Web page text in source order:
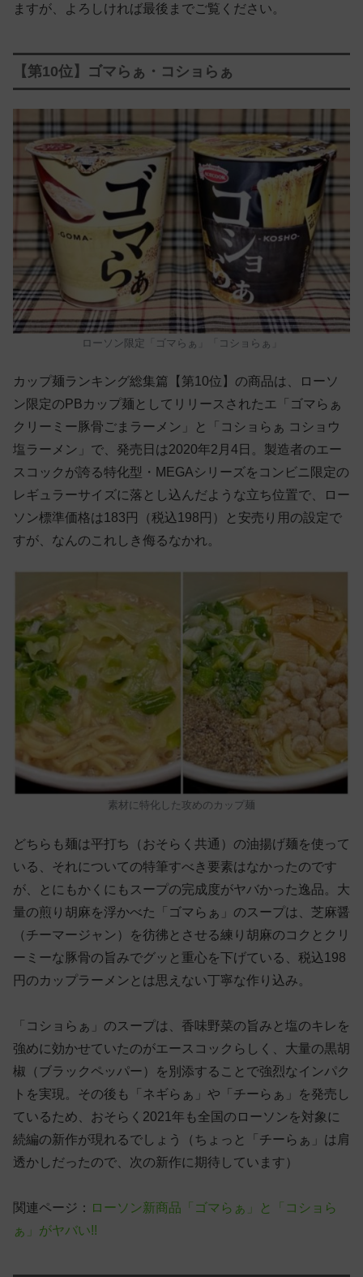
ますが、よろしければ最後までご覧ください。
【第10位】ゴマらぁ・コショらぁ
ローソン限定「ゴマらぁ」「コショらぁ」
カップ麺ランキング総集篇【第10位】の商品は、ローソ
ン限定のPBカップ麺としてリリースされたエ「ゴマらぁ
クリーミー豚骨ごまラーメン」と「コショらぁ コショウ
塩ラーメン」で、発売日は2020年2月4日。製造者のエー
スコックが誇る特化型・MEGAシリーズをコンビニ限定の
レギュラーサイズに落とし込んだような立ち位置で、ロー
ソン標準価格は183円（税込198円）と安売り用の設定で
すが、なんのこれしき侮るなかれ。
素材に特化した攻めのカップ麺
どちらも麺は平打ち（おそらく共通）の油揚げ麺を使って
いる、それについての特筆すべき要素はなかったのです
が、とにもかくにもスープの完成度がヤバかった逸品。大
量の煎り胡麻を浮かべた「ゴマらぁ」のスープは、芝麻醤
（チーマージャン）を彷彿とさせる練り胡麻のコクとクリ
ーミーな豚骨の旨みでグッと重心を下げている、税込198
円のカップラーメンとは思えない丁寧な作り込み。
「コショらぁ」のスープは、香味野菜の旨みと塩のキレを
強めに効かせていたのがエースコックらしく、大量の黒胡
椒（ブラックペッパー）を別添することで強烈なインパク
トを実現。その後も「ネギらぁ」や「チーらぁ」を発売し
ているため、おそらく2021年も全国のローソンを対象に
続編の新作が現れるでしょう（ちょっと「チーらぁ」は肩
透かしだったので、次の新作に期待しています）
関連ページ： ローソン新商品「ゴマらぁ」と「コショら
ぁ」がヤバい!!